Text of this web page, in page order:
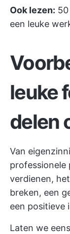
Ook lezen:
een leuke
leuke
delen
Van
professionele
verdienen,
breken, een
een positieve
Laten we